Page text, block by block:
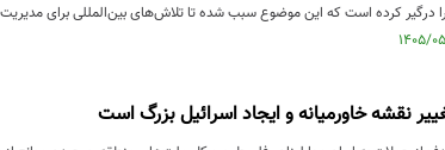
نقشه خاورمیانه و ایجاد اسرائیل بزرگ است